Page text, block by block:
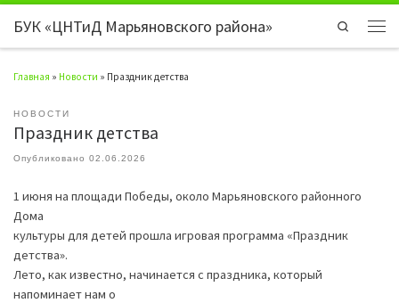
Перейти к содержимому
БУК «ЦНТиД Марьяновского района»
Search
Главная » Новости » Праздник детства
НОВОСТИ
Праздник детства
Опубликовано 02.06.2026
1 июня на площади Победы, около Марьяновского районного
Дома
культуры для детей прошла игровая программа «Праздник
детства».
Лето, как известно, начинается с праздника, который
напоминает нам о